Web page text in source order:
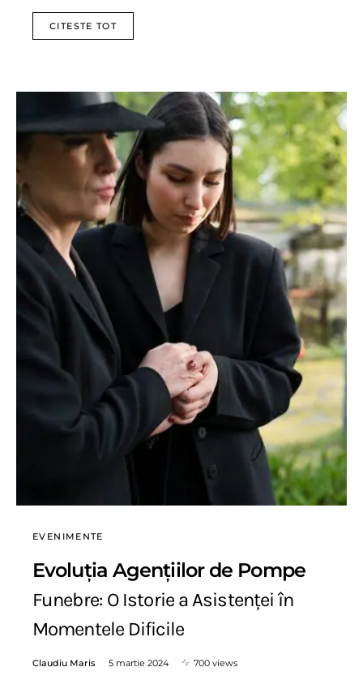
CITESTE TOT
EVENIMENTE
Evoluția Agențiilor de Pompe
Funebre: O Istorie a Asistenței în
Momentele Dificile
Claudiu Maris 5 martie 2024 700 views